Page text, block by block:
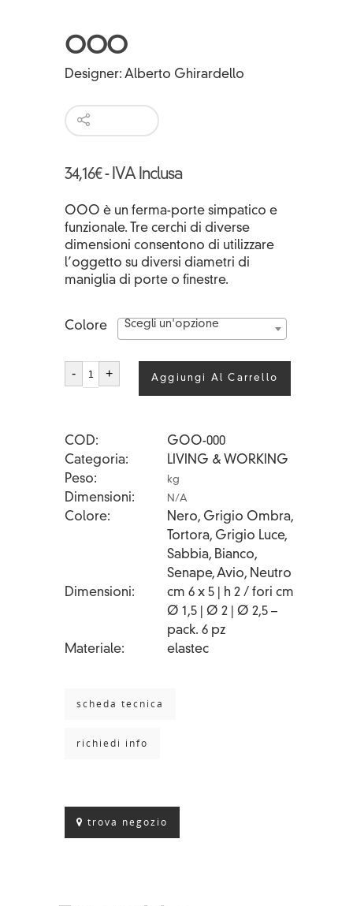
OOO
Designer: Alberto Ghirardello
34,16€ - IVA Inclusa
OOO è un ferma-porte simpatico e
funzionale. Tre cerchi di diverse
dimensioni consentono di utilizzare
l’oggetto su diversi diametri di
maniglia di porte o finestre.
Colore Scegli un'opzione
OOO
quantità
- + Aggiungi Al Carrello
COD
GOO-000
Categoria
LIVING & WORKING
Peso
kg
Dimensioni N/A
Colore
Nero, Grigio Ombra,
Tortora, Grigio Luce,
Sabbia, Bianco,
Senape, Avio, Neutro
Dimensioni
cm 6 x 5 | h 2 / fori cm
Ø 1,5 | Ø 2 | Ø 2,5 –
pack. 6 pz
Materiale
elastec
scheda tecnica
richiedi info
trova negozio